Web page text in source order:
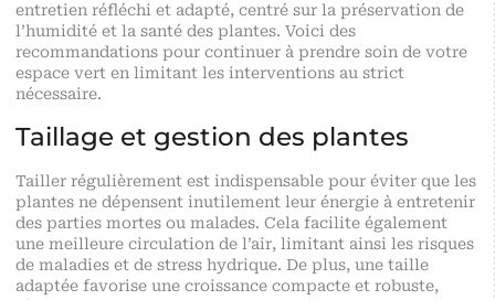
entretien réfléchi et adapté, centré sur la préservation de
l’humidité et la santé des plantes. Voici des
recommandations pour continuer à prendre soin de votre
espace vert en limitant les interventions au strict
nécessaire.
Taillage et gestion des plantes
Tailler régulièrement est indispensable pour éviter que les
plantes ne dépensent inutilement leur énergie à entretenir
des parties mortes ou malades. Cela facilite également
une meilleure circulation de l’air, limitant ainsi les risques
de maladies et de stress hydrique. De plus, une taille
adaptée favorise une croissance compacte et robuste,